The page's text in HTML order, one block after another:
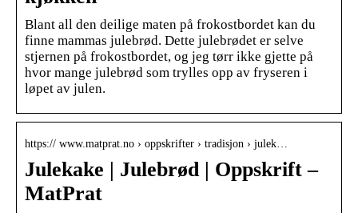
Blant all den deilige maten på frokostbordet kan du
finne mammas julebrød. Dette julebrødet er selve
stjernen på frokostbordet, og jeg tørr ikke gjette på
hvor mange julebrød som trylles opp av fryseren i
løpet av julen.
https:// www.matprat.no › oppskrifter › tradisjon › julek…
Julekake | Julebrød | Oppskrift –
MatPrat